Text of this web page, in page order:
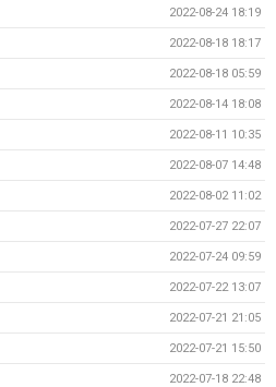
2022-08-24 18:19
2022-08-18 18:17
2022-08-18 05:59
2022-08-14 18:08
2022-08-11 10:35
2022-08-07 14:48
2022-08-02 11:02
2022-07-27 22:07
2022-07-24 09:59
2022-07-22 13:07
2022-07-21 21:05
2022-07-21 15:50
2022-07-18 22:48